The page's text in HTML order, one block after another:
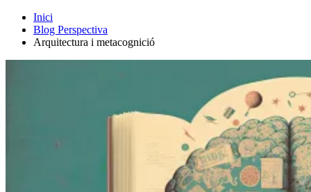
Inici
Blog Perspectiva
Arquitectura i metacognició